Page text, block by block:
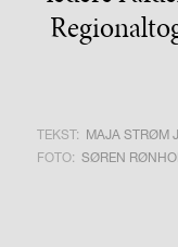
TEKST: MAJA STRØM
FOTO: SØREN